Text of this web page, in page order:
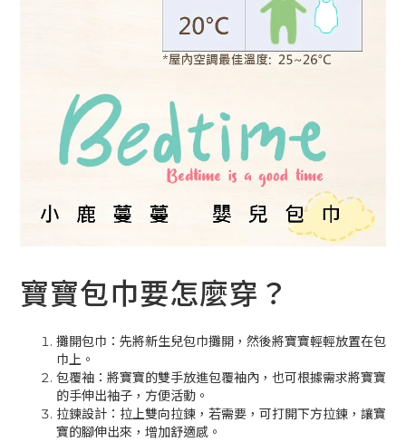
寶寶包巾要怎麼穿？
攤開包巾：先將新生兒包巾攤開，然後將寶寶輕輕放置在包
巾上。
包覆袖：將寶寶的雙手放進包覆袖內，也可根據需求將寶寶
的手伸出袖子，方便活動。
拉鍊設計：拉上雙向拉鍊，若需要，可打開下方拉鍊，讓寶
寶的腳伸出來，增加舒適感。